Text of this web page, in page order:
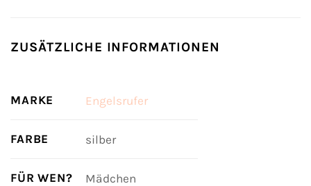
ZUSÄTZLICHE INFORMATIONEN
MARKE Engelsrufer
FARBE silber
FÜR WEN? Mädchen